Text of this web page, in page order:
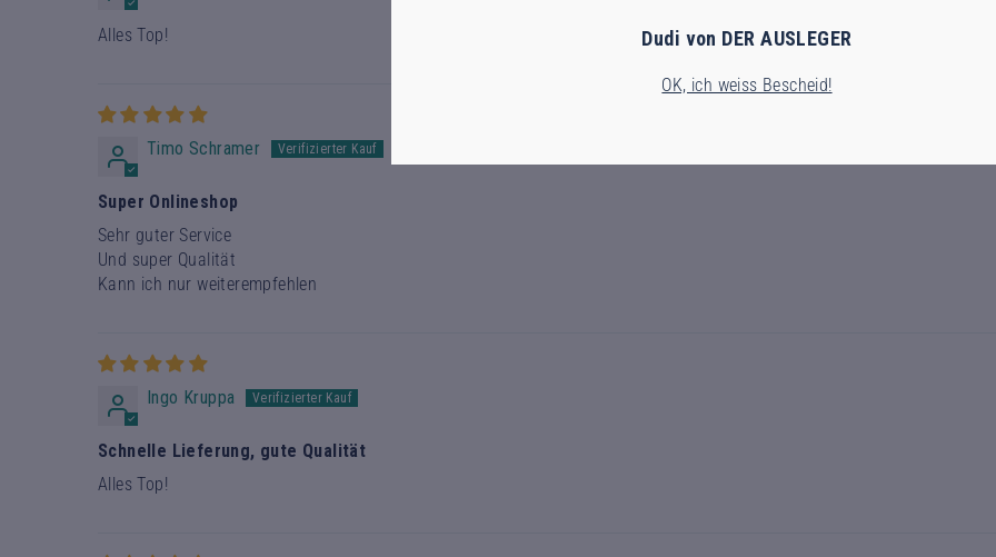
Alles Top!
Timo Schramer
Super Onlineshop
Sehr guter Service
Und super Qualität
Kann ich nur weiterempfehlen
Ingo Kruppa
Schnelle Lieferung, gute Qualität
Alles Top!
Dudi von DER AUSLEGER
OK, ich weiss Bescheid!